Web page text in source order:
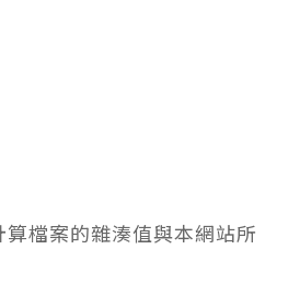
檔案的雜湊值與本網站所